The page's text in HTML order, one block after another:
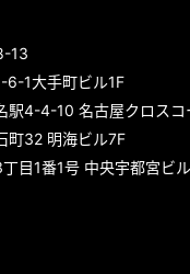
13
1大手町ビル1F
駅4-4-10 名古屋クロス
32 明海ビル7F
目1番1号 中央宇都宮ビ